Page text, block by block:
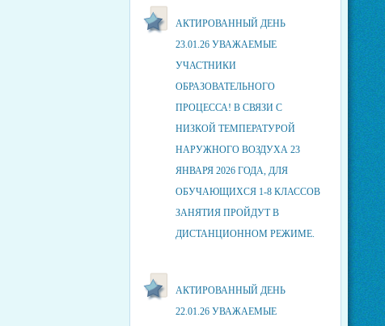
АКТИРОВАННЫЙ ДЕНЬ
23.01.26 УВАЖАЕМЫЕ
УЧАСТНИКИ
ОБРАЗОВАТЕЛЬНОГО
ПРОЦЕССА! В СВЯЗИ С
НИЗКОЙ ТЕМПЕРАТУРОЙ
НАРУЖНОГО ВОЗДУХА 23
ЯНВАРЯ 2026 ГОДА, ДЛЯ
ОБУЧАЮЩИХСЯ 1-8 КЛАССОВ
ЗАНЯТИЯ ПРОЙДУТ В
ДИСТАНЦИОННОМ РЕЖИМЕ.
АКТИРОВАННЫЙ ДЕНЬ
22.01.26 УВАЖАЕМЫЕ